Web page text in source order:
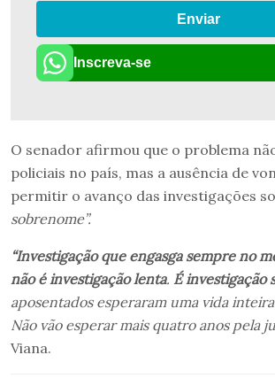
Enviar
Inscreva-se
O senador afirmou que o problema
policiais no país, mas a ausência de
permitir o avanço das investigações
sobrenome”.
“Investigação que engasga sempre no
não é investigação lenta. É investigação
aposentados esperaram uma vida
Não vão esperar mais quatro anos pela
Viana.